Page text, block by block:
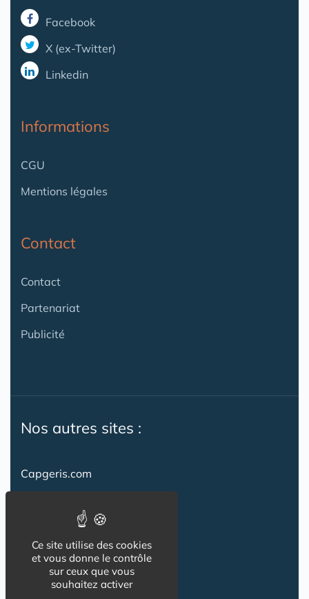
Facebook
X (ex-Twitter)
Linkedin
Informations
CGU
Mentions légales
Contact
Contact
Partenariat
Publicité
Nos autres sites :
Capgeris.com
Emploi-formation-sante.com
Seniorissimmo.com
Creche-et-naissance.com
Ce site utilise des cookies
et vous donne le contrôle
sur ceux que vous
souhaitez activer